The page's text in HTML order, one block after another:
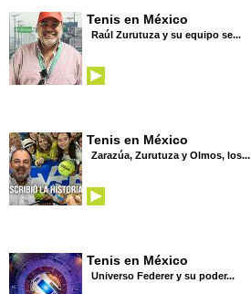
Tenis en México
Raúl Zurutuza y su equipo se...
Tenis en México
Zarazúa, Zurutuza y Olmos, los...
Tenis en México
Universo Federer y su poder...